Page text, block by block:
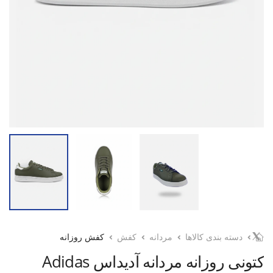
دسته بندی کالاها مردانه کفش کفش روزانه
کتونی روزانه مردانه آدیداس Adidas